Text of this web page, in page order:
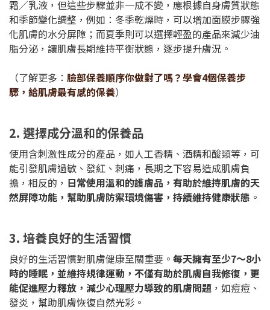
霜／乳液，但這些步驟並非一成不變，應根據自身膚質狀態
和季節變化調整，例如：冬季乾燥時，可以增加面膜步驟強
化肌膚的水分屏障；而夏季則可以選擇輕盈的產品來減少油
脂分泌，讓肌膚長期維持平衡狀態，逐步提升膚況。
（了解更多： 臉部保養順序你做對了嗎？學會4個保養步
驟，給肌膚最有感的保養）
2. 選擇成分溫和的保養品
使用含刺激性成分的產品，如人工香精、酒精和酸類等，可
能引發肌膚過敏、發紅、刺痛，長期之下容易造成肌膚負
擔，相反的， 日常使用溫和的護膚品，有助於維持肌膚的天
然屏障功能，幫助肌膚防禦環境傷害，持續維持健康狀態 。
3. 培養良好的生活習慣
良好的生活習慣對肌膚健康至關重要。 每天擁有至少7～8小
時的睡眠，並維持規律運動，不僅有助於肌膚自我修復，更
能促進壓力釋放，減少心理壓力導致的肌膚問題 ，如痘痘、
發炎，幫助肌膚恢復自然光彩。